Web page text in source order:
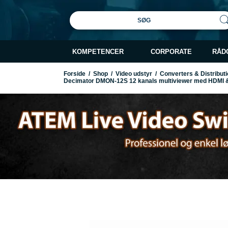
SØG
KOMPETENCER CORPORATE
Forside / Shop / Video udstyr / Converters &
Decimator DMON-12S 12 kanals multiviewer med HDMI